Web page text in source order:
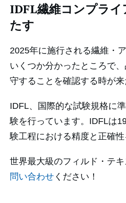
IDFL繊維コンプラ
たす
2025年に施行される繊維・
いくつか分かったところで
守することを確認する時が来
IDFL、国際的な試験規格に
験を行っています。IDFLは
験工程における精度と正確性
世界最大級のフィルド・テ
問い合わせ ください！